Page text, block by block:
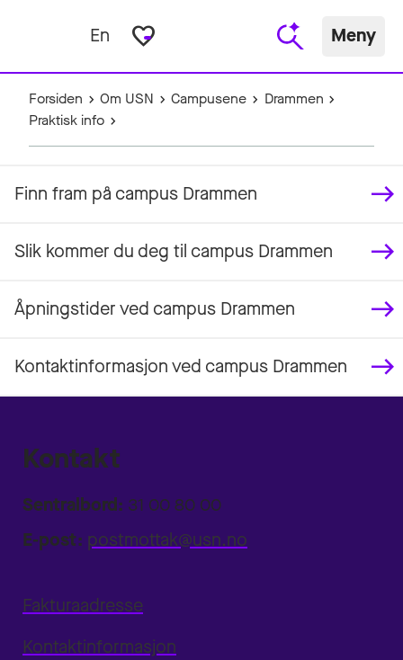
En favorite_border Meny
Forsiden Om USN Campusene
Drammen
Praktisk info
Finn fram på campus Drammen
Slik kommer du deg til campus Drammen
Åpningstider ved campus Drammen
Kontaktinformasjon ved campus Drammen
Kontakt
Sentralbord: 31 00 80 00
E-post: postmottak@usn.no
Fakturaadresse
Kontaktinformasjon